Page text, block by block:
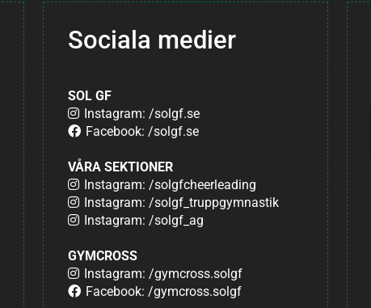
Sociala medier
SOL GF
Instagram: /solgf.se
Facebook: /solgf.se
VÅRA SEKTIONER
Instagram: /solgfcheerleading
Instagram: /solgf_truppgymnastik
Instagram: /solgf_ag
GYMCROSS
Instagram: /gymcross.solgf
Facebook: /gymcross.solgf